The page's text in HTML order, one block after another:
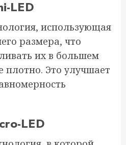
LED
использующая
размера, что
их в большем
плотно. Это улучшает
LED